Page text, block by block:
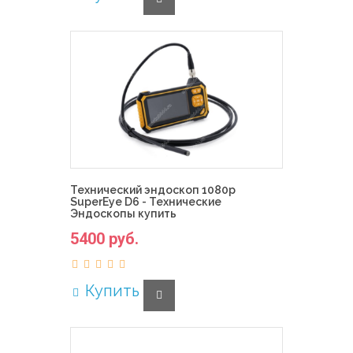
Технический эндоскоп 1080р
SuperEye D6 - Технические
Эндоскопы купить
5400 руб.
Купить